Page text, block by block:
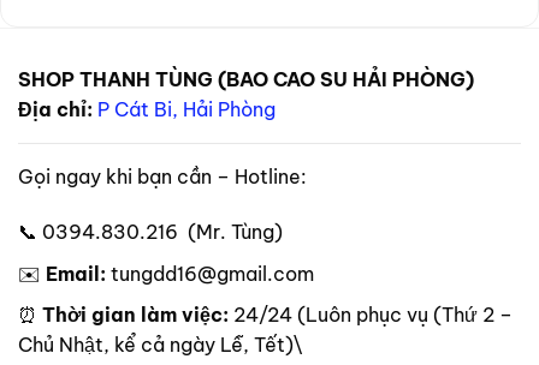
SHOP THANH TÙNG (BAO CAO SU HẢI PHÒNG)
Địa chỉ: P Cát Bi, Hải Phòng
Gọi ngay khi bạn cần – Hotline:
📞 0394.830.216 (Mr. Tùng)
✉️ Email: tungdd16@gmail.com
⏰ Thời gian làm việc: 24/24 (Luôn phục vụ (Thứ 2 –
Chủ Nhật, kể cả ngày Lễ, Tết)\